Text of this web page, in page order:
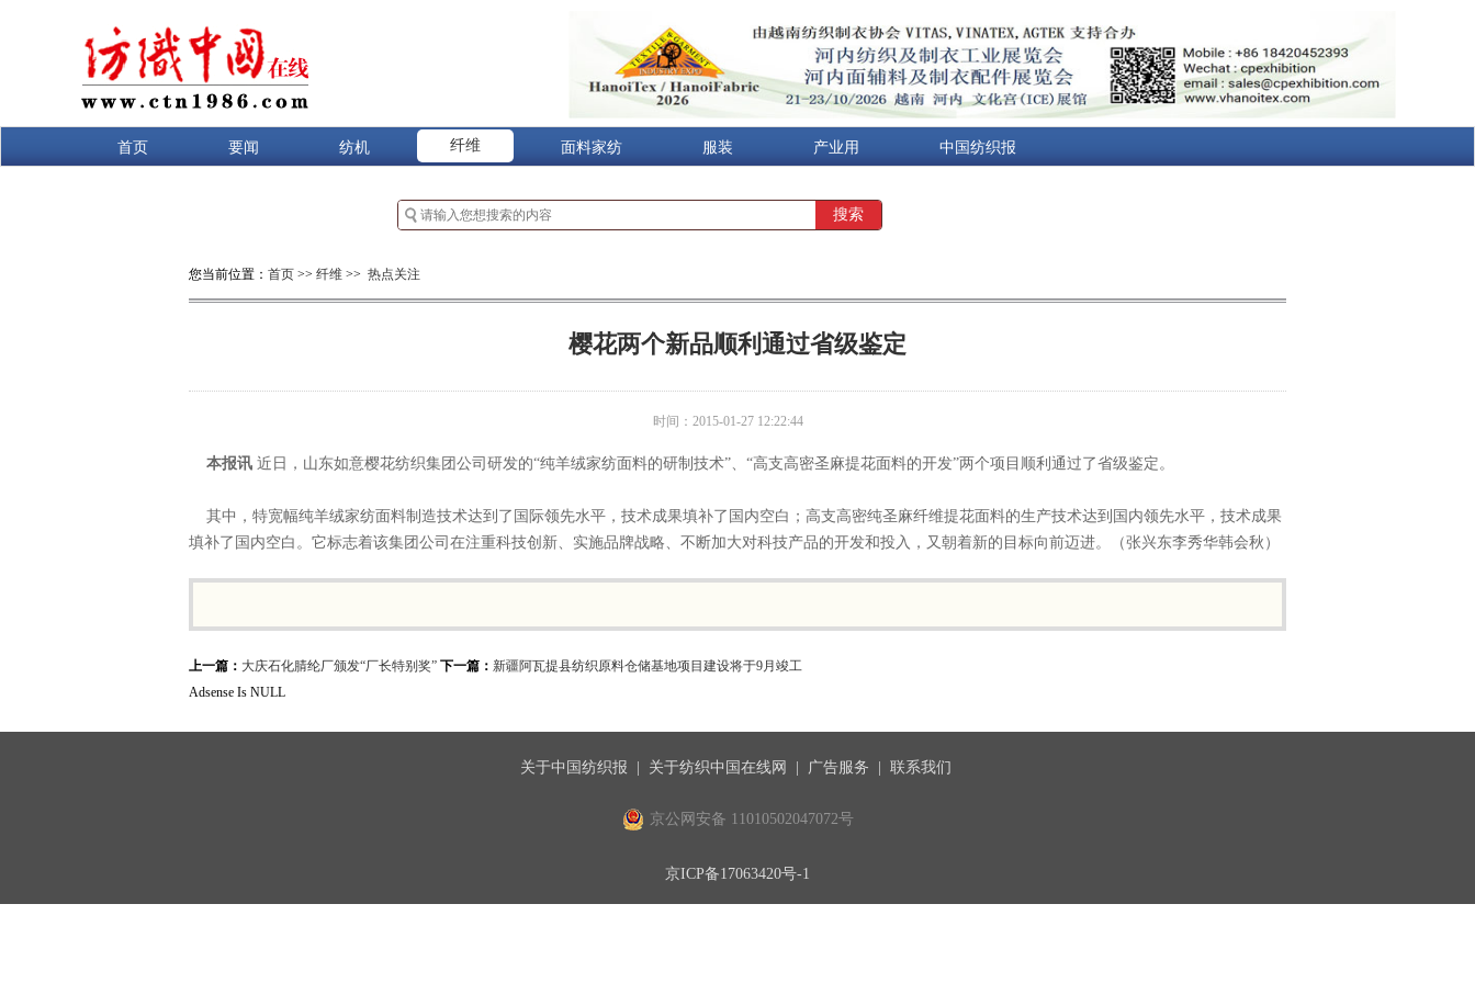
首页 要闻 纺机 纤维 面料家纺 服装 产业用 中国纺织报
您当前位置： 首页 >> 纤维 >> 热点关注
樱花两个新品顺利通过省级鉴定
时间：2015-01-27 12:22:44
本报讯 近日，山东如意樱花纺织集团公司研发的“纯羊绒家纺面料的研制技术”、“高支高密圣麻提花面料的开发”两个项目顺利通过了省级鉴定。
其中，特宽幅纯羊绒家纺面料制造技术达到了国际领先水平，技术成果填补了国内空白；高支高密纯圣麻纤维提花面料的生产技术达到国内领先水平，技术成果
填补了国内空白。它标志着该集团公司在注重科技创新、实施品牌战略、不断加大对科技产品的开发和投入，又朝着新的目标向前迈进。（张兴东李秀华韩会秋）
上一篇： 大庆石化腈纶厂颁发“厂长特别奖” 下一篇： 新疆阿瓦提县纺织原料仓储基地项目建设将于9月竣工
Adsense Is NULL
关于中国纺织报 关于纺织中国在线网 广告服务 联系我们
京公网安备 11010502047072号
京ICP备17063420号-1